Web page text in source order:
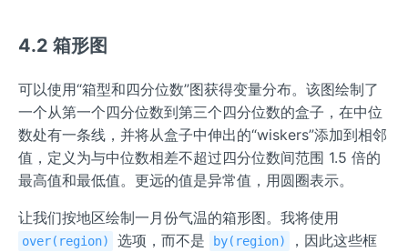
4.2 箱形图
可以使用“箱型和四分位数”图获得变量分布。该图绘制了
一个从第一个四分位数到第三个四分位数的盒子，在中位
数处有一条线，并将从盒子中伸出的“wiskers”添加到相邻
值，定义为与中位数相差不超过四分位数间范围 1.5 倍的
最高值和最低值。更远的值是异常值，用圆圈表示。
让我们按地区绘制一月份气温的箱形图。我将使用
over(region) 选项，而不是 by(region)
，因此这些框